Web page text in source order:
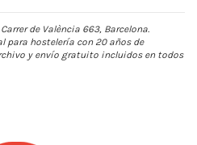
de València 663, Barcelona.
para hostelería con 20 años de
y envío gratuito incluidos en todos